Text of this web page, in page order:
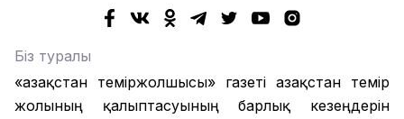
Біз туралы
«Қазақстан теміржолшысы» газеті Қазақстан темір
жолының қалыптасуының барлық кезеңдерін